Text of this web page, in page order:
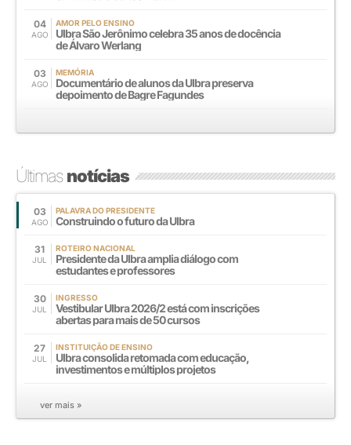
04
AGO
AMOR PELO ENSINO
Ulbra São Jerônimo celebra 35 anos de docência
de Álvaro Werlang
03
AGO
MEMÓRIA
Documentário de alunos da Ulbra preserva
depoimento de Bagre Fagundes
Últimasnotícias
03
AGO
PALAVRA DO PRESIDENTE
Construindo o futuro da Ulbra
31
JUL
ROTEIRO NACIONAL
Presidente da Ulbra amplia diálogo com
estudantes e professores
30
JUL
INGRESSO
Vestibular Ulbra 2026/2 está com inscrições
abertas para mais de 50 cursos
27
JUL
INSTITUIÇÃO DE ENSINO
Ulbra consolida retomada com educação,
investimentos e múltiplos projetos
ver mais »